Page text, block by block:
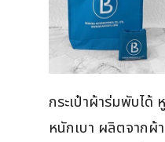
กระเป๋าผ้าร่มพับได้
หนักเบา ผลิตจาก